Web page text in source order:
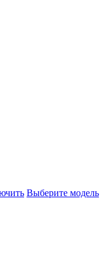
Выберите модель